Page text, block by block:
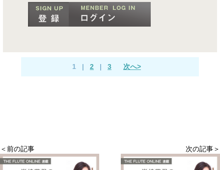
1 | 2 | 3 次へ>
＜前の記事 次の記事＞